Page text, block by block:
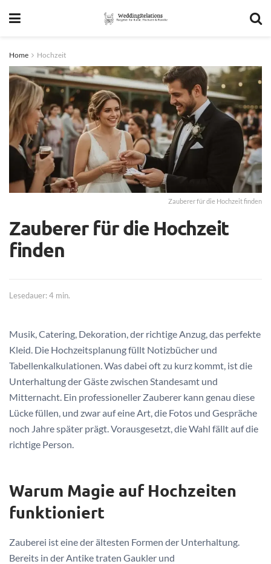
Home Hochzeit
Zauberer für die Hochzeit finden
Zauberer für die Hochzeit
finden
Lesedauer: 4 min.
Musik, Catering, Dekoration, der richtige Anzug, das perfekte
Kleid. Die Hochzeitsplanung füllt Notizbücher und
Tabellenkalkulationen. Was dabei oft zu kurz kommt, ist die
Unterhaltung der Gäste zwischen Standesamt und
Mitternacht. Ein professioneller Zauberer kann genau diese
Lücke füllen, und zwar auf eine Art, die Fotos und Gespräche
noch Jahre später prägt. Vorausgesetzt, die Wahl fällt auf die
richtige Person.
Warum Magie auf Hochzeiten
funktioniert
Zauberei ist eine der ältesten Formen der Unterhaltung.
Bereits in der Antike traten Gaukler und